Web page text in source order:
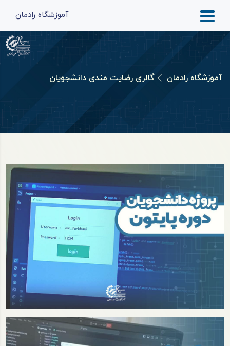
آموزشگاه رادمان
آموزشگاه رادمان گالری رضایت مندی دانشجویان